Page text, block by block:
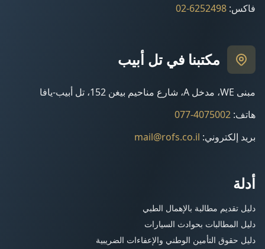
فاكس:
02-6252498
مكتبنا في تل أبيب
مبنى WE، مدخل A، شارع مناحيم بيغن 152، تل أبيب-يافا
هاتف:
077-4075002
بريد إلكتروني:
mail@rofs.co.il
أدلة
دليل تقديم مطالبة بالإهمال الطبي
دليل المطالبات بحوادث السيارات
دليل حقوق التأمين الوطني والإعفاءات الضريبية